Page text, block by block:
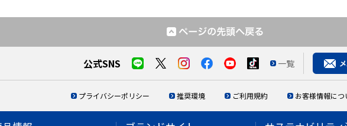
公式SNS 一覧
プライバシーポリシー 推奨環境 ご利用規約 お客様情報につ